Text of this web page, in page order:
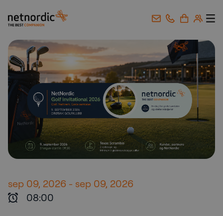
NetNordic Norway
sep 09, 2026 - sep 09, 2026
08:00